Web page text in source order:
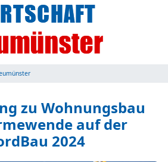
zu Wohnungsbau
auf der
2024